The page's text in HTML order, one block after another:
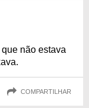
não estava
COMPARTILHAR